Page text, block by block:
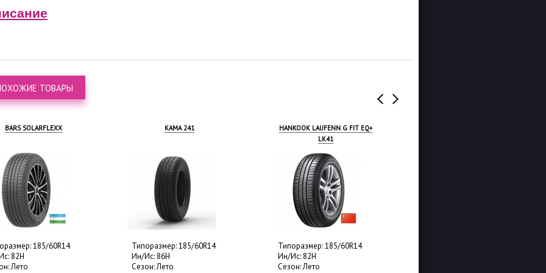
ТОВАРЫ
КАМА 241
185/60R14
Ис: 86H
Лето
HANKOOK LAUFENN G FIT EQ+
Типоразмер: 185/60R14
Ин/Ис: 82H
Сезон: Лето
TUNGA ZODIAK 2
Типоразмер: 185/60R14
Ин/Ис: 86T
Сезон: Лето